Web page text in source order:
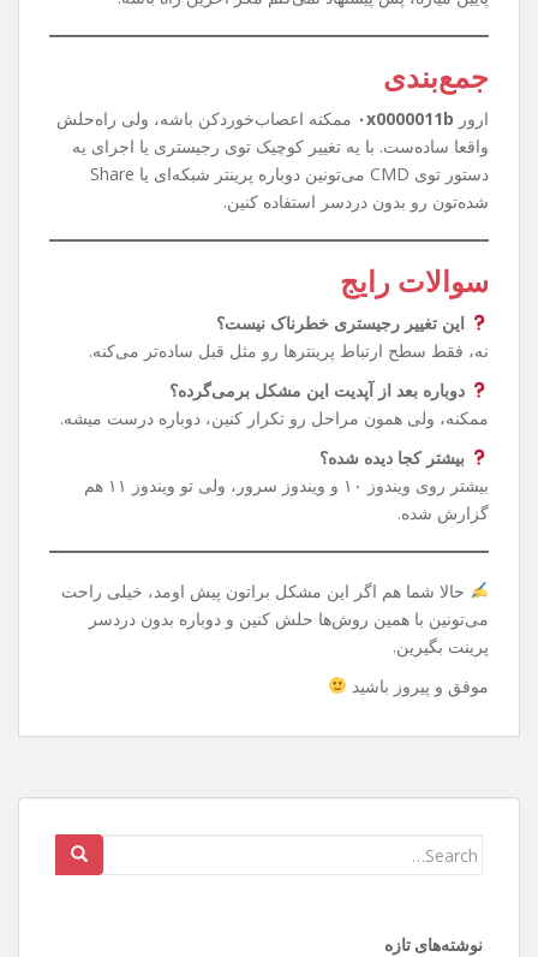
جمع‌بندی
ارور ۰x0000011b ممکنه اعصاب‌خوردکن باشه، ولی راه‌حلش
واقعا ساده‌ست. با یه تغییر کوچیک توی رجیستری یا اجرای یه
دستور توی CMD می‌تونین دوباره پرینتر شبکه‌ای یا Share
شده‌تون رو بدون دردسر استفاده کنین.
سوالات رایج
این تغییر رجیستری خطرناک نیست؟
نه، فقط سطح ارتباط پرینترها رو مثل قبل ساده‌تر می‌کنه.
دوباره بعد از آپدیت این مشکل برمی‌گرده؟
ممکنه، ولی همون مراحل رو تکرار کنین، دوباره درست میشه.
بیشتر کجا دیده شده؟
بیشتر روی ویندوز ۱۰ و ویندوز سرور، ولی تو ویندوز ۱۱ هم
گزارش شده.
حالا شما هم اگر این مشکل براتون پیش اومد، خیلی راحت
می‌تونین با همین روش‌ها حلش کنین و دوباره بدون دردسر
پرینت بگیرین.
موفق و پیروز باشید
Search
نوشته‌های تازه